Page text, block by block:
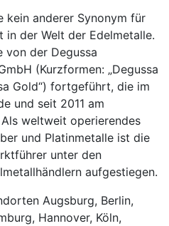
kein anderer Synonym für
in der Welt der Edelmetalle.
von der Degussa
(Kurzformen: „Degussa
Gold“) fortgeführt, die im
und seit 2011 am
weltweit operierendes
und Platinmetalle ist die
unter den
aufgestiegen.
Augsburg, Berlin,
Hannover, Köln,